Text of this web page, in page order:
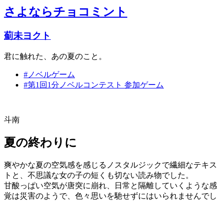
さよならチョコミント
薊未ヨクト
君に触れた、あの夏のこと。
#ノベルゲーム
#第1回1分ノベルコンテスト 参加ゲーム
斗南
夏の終わりに
爽やかな夏の空気感を感じるノスタルジックで繊細なテキス
トと、不思議な女の子の短くも切ない読み物でした。
甘酸っぱい空気が唐突に崩れ、日常と隔離していくような感
覚は災害のようで、色々思いを馳せずにはいられませんでし